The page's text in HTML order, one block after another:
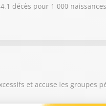
décès pour 1 000
et accuse les groupes